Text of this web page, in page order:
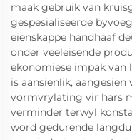
maak gebruik van
gespesialiseerde
eienskappe handhaaf
onder veeleisende
ekonomiese impak
is aansienlik,
vormvrylating vir hars
verminder terwyl
word gedurende